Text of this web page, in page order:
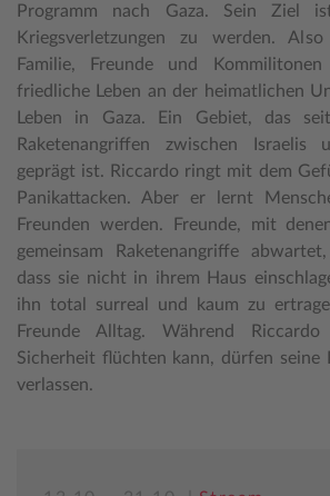
Programm nach Gaza. Sein Ziel
Kriegsverletzungen zu werden.
Familie, Freunde und
friedliche Leben an der heimatlichen
Leben in Gaza. Ein Gebiet, das
Raketenangriffen zwischen Israelis
geprägt ist. Riccardo ringt mit dem
Panikattacken. Aber er lernt
Freunden werden. Freunde, mit
gemeinsam Raketenangriffe
dass sie nicht in ihrem Haus
ihn total surreal und kaum zu
Freunde Alltag. Während
Sicherheit flüchten kann, dürfen seine
verlassen.